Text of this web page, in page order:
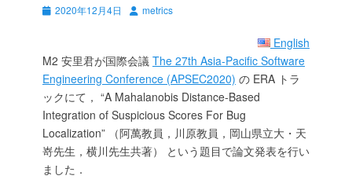
投 2020年12月4日
投 metrics
English
M2 安里君が国際会議 The 27th Asia-Pacific Software
Engineering Conference (APSEC2020) の ERA トラ
ックにて， “A Mahalanobis Distance-Based
Integration of Suspicious Scores For Bug
Localization” （阿萬教員，川原教員，岡山県立大・天
嵜先生，横川先生共著） という題目で論文発表を行い
ました．